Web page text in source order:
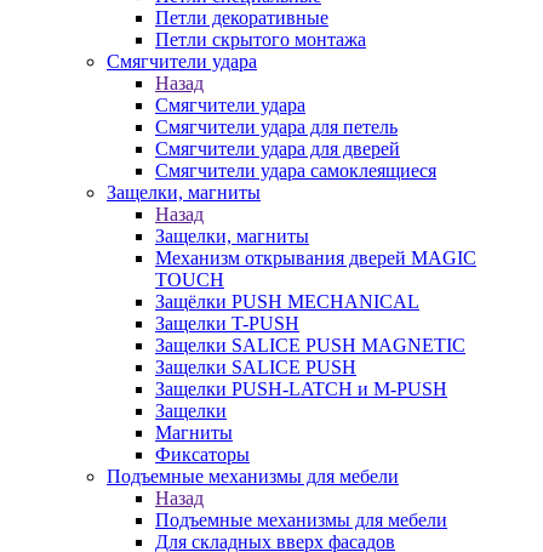
Петли декоративные
Петли скрытого монтажа
Смягчители удара
Назад
Смягчители удара
Смягчители удара для петель
Смягчители удара для дверей
Cмягчители удара самоклеящиеся
Защелки, магниты
Назад
Защелки, магниты
Механизм открывания дверей MAGIC
TOUCH
Защёлки PUSH MECHANICAL
Защелки T-PUSH
Защелки SALICE PUSH MAGNETIC
Защелки SALICE PUSH
Защелки PUSH-LATCH и M-PUSH
Защелки
Магниты
Фиксаторы
Подъемные механизмы для мебели
Назад
Подъемные механизмы для мебели
Для складных вверх фасадов